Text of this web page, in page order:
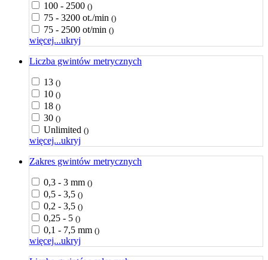
100 - 2500 ()
75 - 3200 ot./min ()
75 - 2500 ot/min ()
więcej...ukryj
Liczba gwintów metrycznych
13 ()
10 ()
18 ()
30 ()
Unlimited ()
więcej...ukryj
Zakres gwintów metrycznych
0,3 - 3 mm ()
0,5 - 3,5 ()
0,2 - 3,5 ()
0,25 - 5 ()
0,1 - 7,5 mm ()
więcej...ukryj